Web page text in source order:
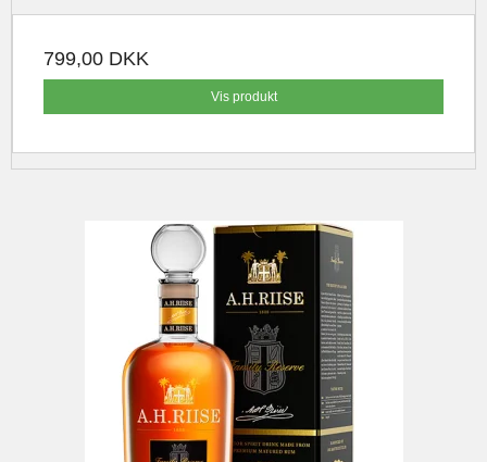
799,00 DKK
Vis produkt